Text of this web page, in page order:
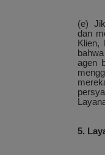
(e)
dan
Klien,
agen
5.